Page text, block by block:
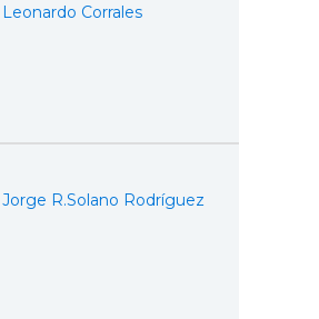
Leonardo Corrales
Jorge R.Solano Rodríguez